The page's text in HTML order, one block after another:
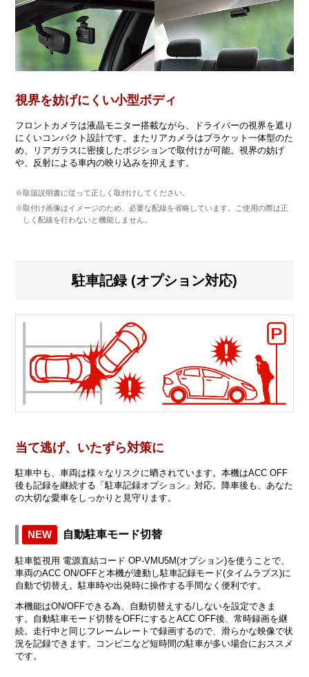
視界を妨げにくい小型ボディ
フロントカメラは液晶モニター搭載ながら、ドライバーの視界を遮り
にくいコンパクト設計です。またリアカメラはブラケット一体型のた
め、リアガラスに密接したポジションで取付けが可能。視界の妨げ
や、反射による車内の映り込みを抑えます。
※取扱説明書に従って正しく取付けしてください。
※取付け画像はイメージのため、必要な配線を省略しています。ご使用の際は正
しく配線を行わないと機能しません。
駐車記録 (オプション対応)
当て逃げ、いたずら対策に
駐車中も、車両は様々なリスクに晒されています。本機はACC OFF
後も記録を継続する「駐車記録オプション」対応。降車後も、あなた
の大切な愛車をしっかりと見守ります。
NEW 自動駐車モード切替
駐車監視用 電源直結コード OP-VMU5M(オプション)を使うことで、
車両のACC ON/OFFと本機が連動し駐車記録モード(タイムラプス)に
自動で切替え。駐車時や出発時に操作する手間なく便利です。
本機能はON/OFFできる為、自動切替えする/しないを設定できま
す。自動駐車モード切替をOFFにするとACC OFF後、常時録画を継
続。走行中と同じフレームレートで録画するので、滑らかな映像で状
況を記録できます。コンビニなど短時間の駐車が多い場合におススメ
です。